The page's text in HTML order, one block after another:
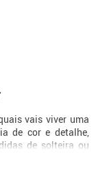
vais viver uma
de cor e detalhe,
de solteira ou
te.